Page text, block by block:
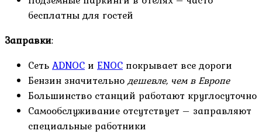
бесплатны для гостей
Заправки:
СетьADNOC и ENOC покрывает все дороги
Бензин значительнодешевле, чем в Европе
Большинство станций работают круглосуточно
Самообслуживание отсутствует – заправляют
специальные работники